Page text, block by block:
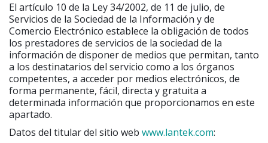
El artículo 10 de la Ley 34/2002, de 11 de julio, de
Servicios de la Sociedad de la Información y de
Comercio Electrónico establece la obligación de todos
los prestadores de servicios de la sociedad de la
información de disponer de medios que permitan, tanto
a los destinatarios del servicio como a los órganos
competentes, a acceder por medios electrónicos, de
forma permanente, fácil, directa y gratuita a
determinada información que proporcionamos en este
apartado.
Datos del titular del sitio web www.lantek.com: